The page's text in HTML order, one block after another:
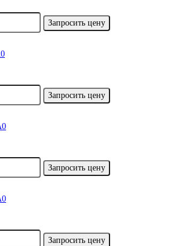
Запросить цену
Запросить цену
Запросить цену
Запросить цену